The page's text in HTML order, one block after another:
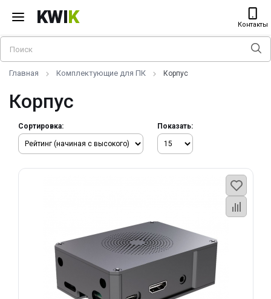
KWIK Контакты
Главная Комплектующие для ПК Корпус
Корпус
Сортировка: Показать: